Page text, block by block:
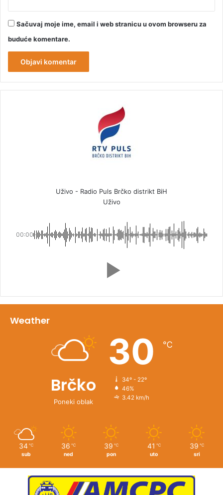
Sačuvaj moje ime, email i web stranicu u ovom browseru za
buduće komentare.
Uživo - Radio Puls Brčko distrikt BiH
Uživo
00:00
Weather
Brčko
Poneki oblak
30 ℃
34º - 22º
46%
3.42 km/h
34 ℃
sub
36 ℃
ned
39 ℃
pon
41 ℃
uto
39 ℃
sri